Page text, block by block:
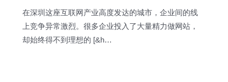
在深圳这座互联网产业高度发达的城市，企业间的线
上竞争异常激烈。很多企业投入了大量精力做网站，
却始终得不到理想的 [&h…